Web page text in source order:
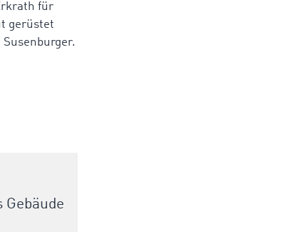
für
gerüstet
Susenburger.